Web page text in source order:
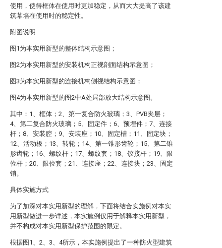
使用，使得框体在使用时更加稳定，从而大大提高了该建
筑幕墙在使用时的稳定性。
附图说明
图1为本实用新型的整体结构示意图；
图2为本实用新型的安装机构正视剖面结构示意图；
图3为本实用新型的连接机构侧视结构示意图；
图4为本实用新型的图2中A处局部放大结构示意图。
其中：1、框体；2、第一复合防火玻璃；3、PVB夹层；
4、第二复合防火玻璃；5、固定件；6、预埋件；7、连接
杆；8、安装腔；9、安装座；10、固定槽；11、固定块；
12、活动板；13、转轮；14、第一锥形齿轮；15、第二锥
形齿轮；16、螺纹杆；17、螺纹套；18、铰接杆；19、限
位杆；20、限位套；21、连接座；22、连接块；23、固定
销。
具体实施方式
为了加深对本实用新型的理解，下面将结合实施例对本实
用新型做进一步详述，本实施例仅用于解释本实用新型，
并不构成对本实用新型保护范围的限定。
根据图1、2、3、4所示，本实施例提出了一种防火型建筑